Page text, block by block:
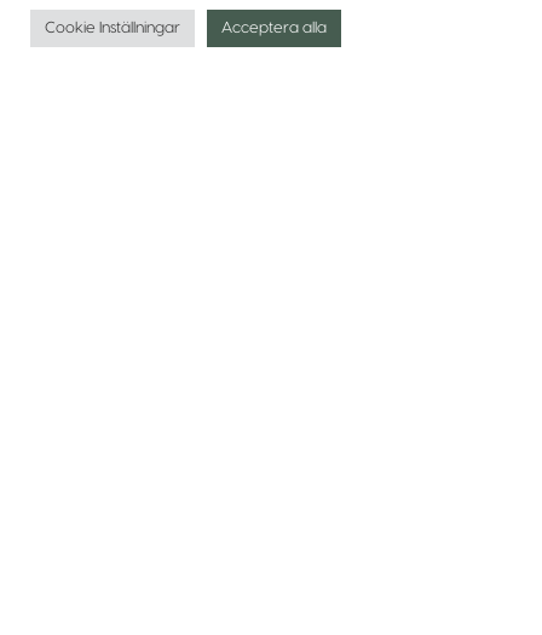
Cookie Inställningar Acceptera alla